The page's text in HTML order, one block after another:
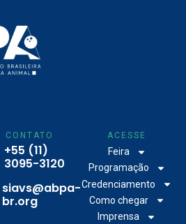
CONTATO
+55 (11)
3095-3120
siavs@abpa-
br.org
ACESSE
Feira
Programação
Credenciamento
Como chegar
Imprensa